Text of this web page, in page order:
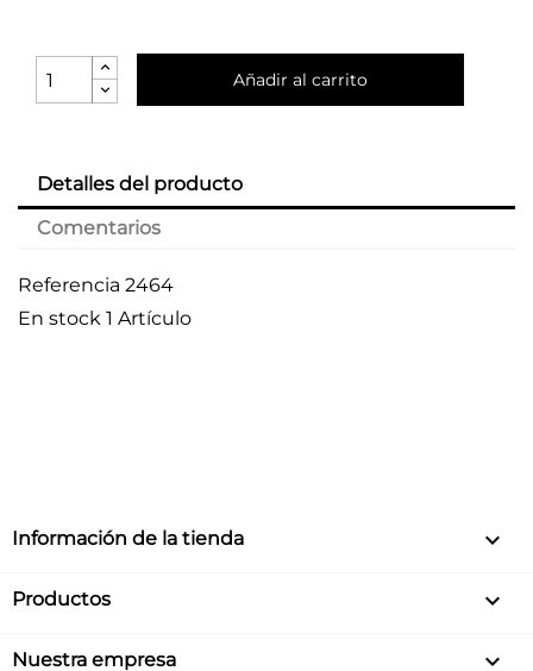
Añadir al carrito
Detalles del producto
Comentarios
Referencia 2464
En stock 1 Artículo
Información de la tienda keyboard_arrow_down
Productos 
Nuestra empresa 